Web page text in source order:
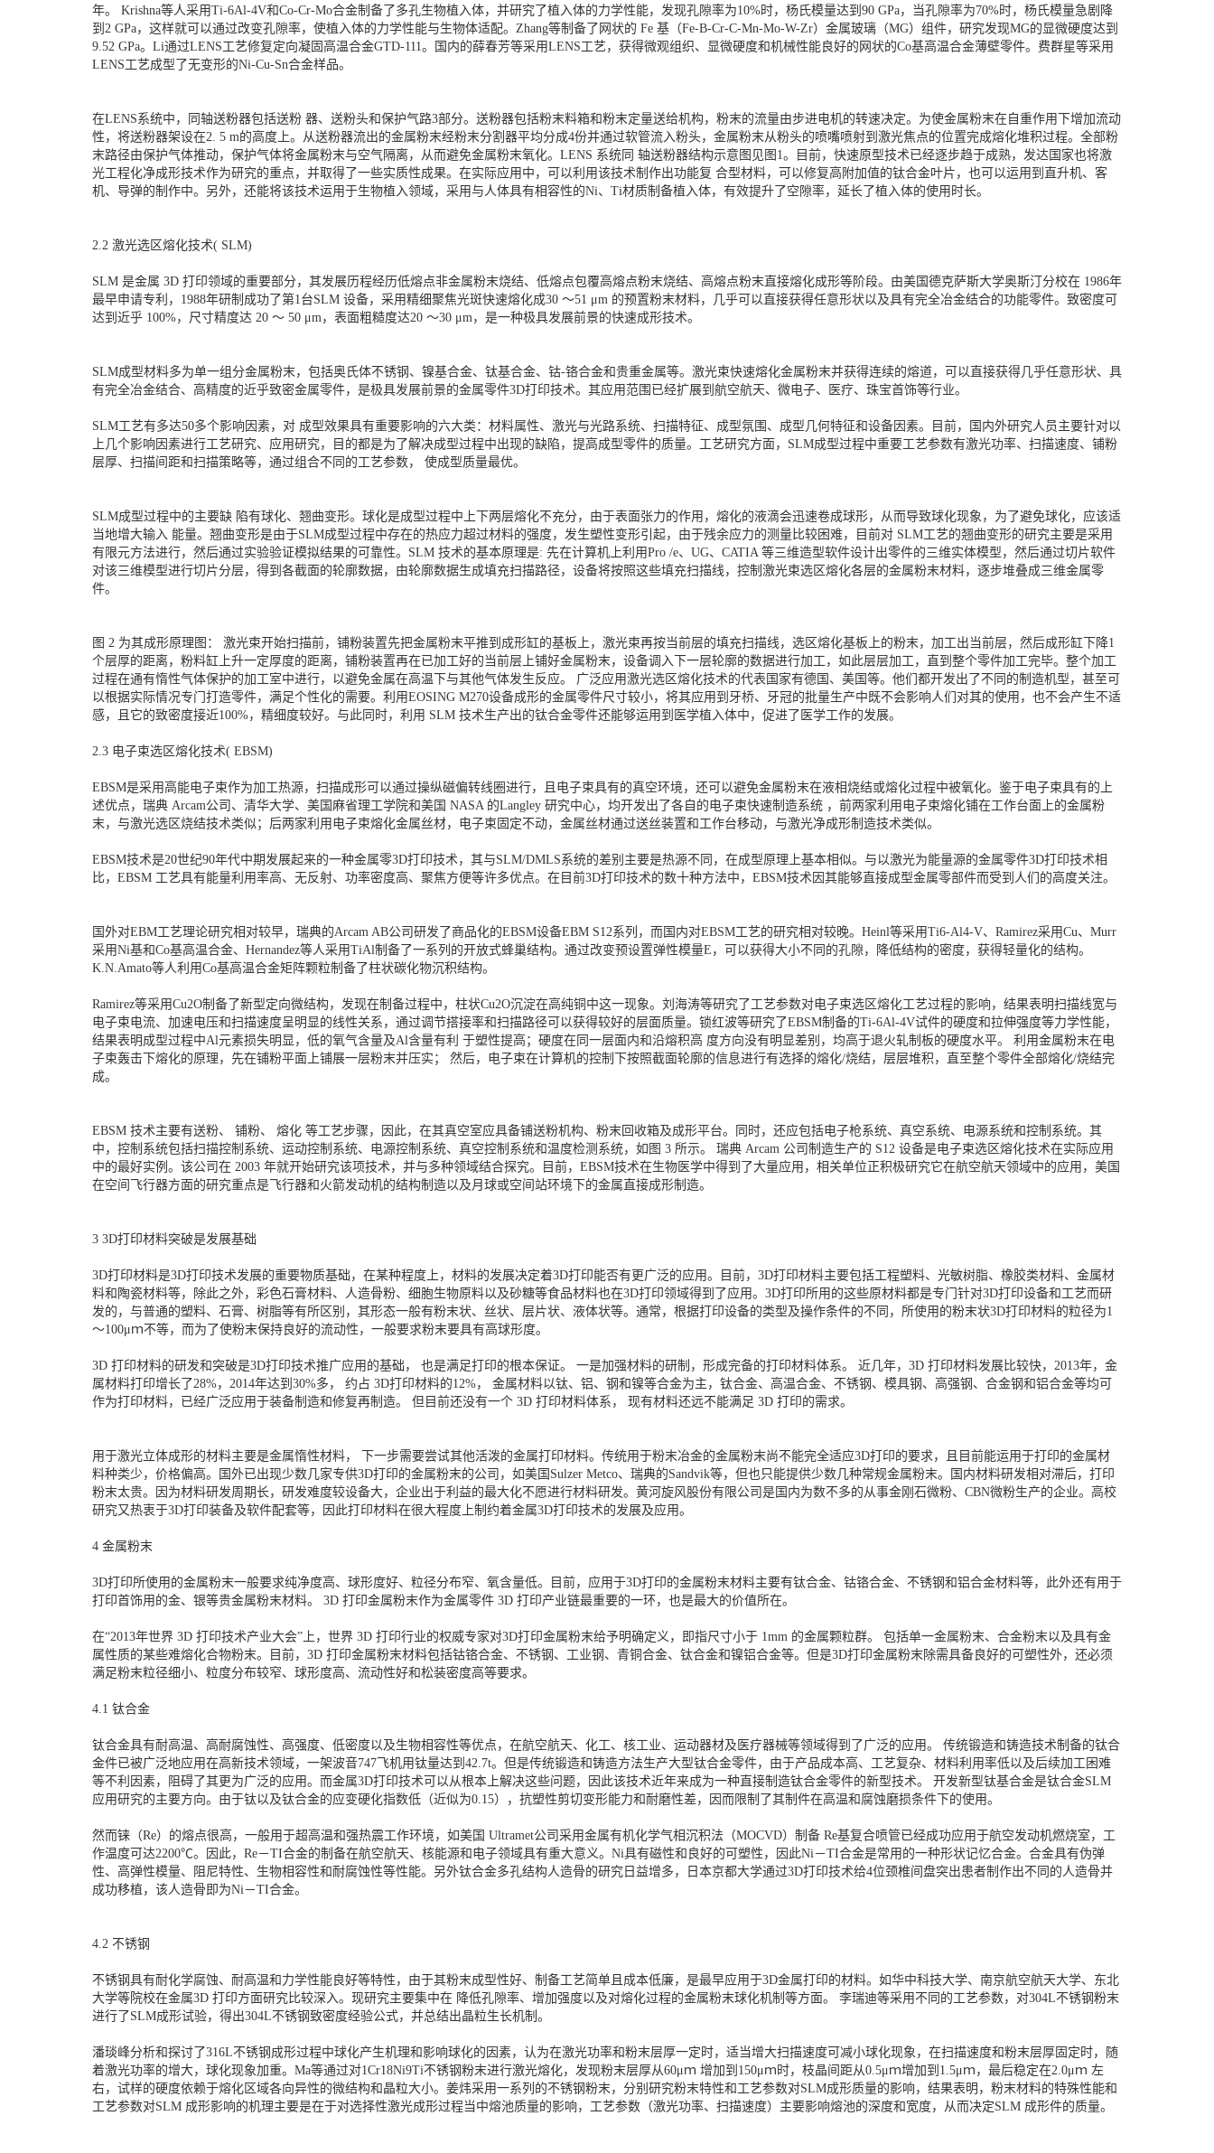
年。 Krishna等人采用Ti-6Al-4V和Co-Cr-Mo合金制备了多孔生物植入体，并研究了植入体的力学性能，发现孔隙率为10%时，杨氏模量达到90 GPa，当孔隙率为70%时，杨氏模量急剧降
到2 GPa，这样就可以通过改变孔隙率，使植入体的力学性能与生物体适配。Zhang等制备了网状的 Fe 基（Fe-B-Cr-C-Mn-Mo-W-Zr）金属玻璃（MG）组件，研究发现MG的显微硬度达到
9.52 GPa。Li通过LENS工艺修复定向凝固高温合金GTD-111。国内的薛春芳等采用LENS工艺，获得微观组织、显微硬度和机械性能良好的网状的Co基高温合金薄壁零件。费群星等采用
LENS工艺成型了无变形的Ni-Cu-Sn合金样品。
在LENS系统中，同轴送粉器包括送粉 器、送粉头和保护气路3部分。送粉器包括粉末料箱和粉末定量送给机构，粉末的流量由步进电机的转速决定。为使金属粉末在自重作用下增加流动
性，将送粉器架设在2. 5 m的高度上。从送粉器流出的金属粉末经粉末分割器平均分成4份并通过软管流入粉头，金属粉末从粉头的喷嘴喷射到激光焦点的位置完成熔化堆积过程。全部粉
末路径由保护气体推动，保护气体将金属粉末与空气隔离，从而避免金属粉末氧化。LENS 系统同 轴送粉器结构示意图见图1。目前，快速原型技术已经逐步趋于成熟，发达国家也将激
光工程化净成形技术作为研究的重点，并取得了一些实质性成果。在实际应用中，可以利用该技术制作出功能复 合型材料，可以修复高附加值的钛合金叶片，也可以运用到直升机、客
机、导弹的制作中。另外，还能将该技术运用于生物植入领域，采用与人体具有相容性的Ni、Ti材质制备植入体，有效提升了空隙率，延长了植入体的使用时长。
2.2 激光选区熔化技术( SLM)
SLM 是金属 3D 打印领域的重要部分，其发展历程经历低熔点非金属粉末烧结、低熔点包覆高熔点粉末烧结、高熔点粉末直接熔化成形等阶段。由美国德克萨斯大学奥斯汀分校在 1986年
最早申请专利，1988年研制成功了第1台SLM 设备，采用精细聚焦光斑快速熔化成30 ～51 μm 的预置粉末材料，几乎可以直接获得任意形状以及具有完全冶金结合的功能零件。致密度可
达到近乎 100%，尺寸精度达 20 ～ 50 μm，表面粗糙度达20 ～30 μm，是一种极具发展前景的快速成形技术。
SLM成型材料多为单一组分金属粉末，包括奥氏体不锈钢、镍基合金、钛基合金、钴-铬合金和贵重金属等。激光束快速熔化金属粉末并获得连续的熔道，可以直接获得几乎任意形状、具
有完全冶金结合、高精度的近乎致密金属零件，是极具发展前景的金属零件3D打印技术。其应用范围已经扩展到航空航天、微电子、医疗、珠宝首饰等行业。
SLM工艺有多达50多个影响因素，对 成型效果具有重要影响的六大类：材料属性、激光与光路系统、扫描特征、成型氛围、成型几何特征和设备因素。目前，国内外研究人员主要针对以
上几个影响因素进行工艺研究、应用研究，目的都是为了解决成型过程中出现的缺陷，提高成型零件的质量。工艺研究方面，SLM成型过程中重要工艺参数有激光功率、扫描速度、铺粉
层厚、扫描间距和扫描策略等，通过组合不同的工艺参数， 使成型质量最优。
SLM成型过程中的主要缺 陷有球化、翘曲变形。球化是成型过程中上下两层熔化不充分，由于表面张力的作用，熔化的液滴会迅速卷成球形，从而导致球化现象，为了避免球化，应该适
当地增大输入 能量。翘曲变形是由于SLM成型过程中存在的热应力超过材料的强度，发生塑性变形引起，由于残余应力的测量比较困难，目前对 SLM工艺的翘曲变形的研究主要是采用
有限元方法进行，然后通过实验验证模拟结果的可靠性。SLM 技术的基本原理是: 先在计算机上利用Pro /e、UG、CATIA 等三维造型软件设计出零件的三维实体模型，然后通过切片软件
对该三维模型进行切片分层，得到各截面的轮廓数据，由轮廓数据生成填充扫描路径，设备将按照这些填充扫描线，控制激光束选区熔化各层的金属粉末材料，逐步堆叠成三维金属零
件。
图 2 为其成形原理图： 激光束开始扫描前，铺粉装置先把金属粉末平推到成形缸的基板上，激光束再按当前层的填充扫描线，选区熔化基板上的粉末，加工出当前层，然后成形缸下降1
个层厚的距离，粉料缸上升一定厚度的距离，铺粉装置再在已加工好的当前层上铺好金属粉末，设备调入下一层轮廓的数据进行加工，如此层层加工，直到整个零件加工完毕。整个加工
过程在通有惰性气体保护的加工室中进行，以避免金属在高温下与其他气体发生反应。 广泛应用激光选区熔化技术的代表国家有德国、美国等。他们都开发出了不同的制造机型，甚至可
以根据实际情况专门打造零件，满足个性化的需要。利用EOSING M270设备成形的金属零件尺寸较小，将其应用到牙桥、牙冠的批量生产中既不会影响人们对其的使用，也不会产生不适
感，且它的致密度接近100%，精细度较好。与此同时，利用 SLM 技术生产出的钛合金零件还能够运用到医学植入体中，促进了医学工作的发展。
2.3 电子束选区熔化技术( EBSM)
EBSM是采用高能电子束作为加工热源，扫描成形可以通过操纵磁偏转线圈进行，且电子束具有的真空环境，还可以避免金属粉末在液相烧结或熔化过程中被氧化。鉴于电子束具有的上
述优点，瑞典 Arcam公司、清华大学、美国麻省理工学院和美国 NASA 的Langley 研究中心，均开发出了各自的电子束快速制造系统 ，前两家利用电子束熔化铺在工作台面上的金属粉
末，与激光选区烧结技术类似；后两家利用电子束熔化金属丝材，电子束固定不动，金属丝材通过送丝装置和工作台移动，与激光净成形制造技术类似。
EBSM技术是20世纪90年代中期发展起来的一种金属零3D打印技术，其与SLM/DMLS系统的差别主要是热源不同，在成型原理上基本相似。与以激光为能量源的金属零件3D打印技术相
比，EBSM 工艺具有能量利用率高、无反射、功率密度高、聚焦方便等许多优点。在目前3D打印技术的数十种方法中，EBSM技术因其能够直接成型金属零部件而受到人们的高度关注。
国外对EBM工艺理论研究相对较早，瑞典的Arcam AB公司研发了商品化的EBSM设备EBM S12系列，而国内对EBSM工艺的研究相对较晚。Heinl等采用Ti6-Al4-V、Ramirez采用Cu、Murr
采用Ni基和Co基高温合金、Hernandez等人采用TiAl制备了一系列的开放式蜂巢结构。通过改变预设置弹性模量E，可以获得大小不同的孔隙，降低结构的密度，获得轻量化的结构。
K.N.Amato等人利用Co基高温合金矩阵颗粒制备了柱状碳化物沉积结构。
Ramirez等采用Cu2O制备了新型定向微结构，发现在制备过程中，柱状Cu2O沉淀在高纯铜中这一现象。刘海涛等研究了工艺参数对电子束选区熔化工艺过程的影响，结果表明扫描线宽与
电子束电流、加速电压和扫描速度呈明显的线性关系，通过调节搭接率和扫描路径可以获得较好的层面质量。锁红波等研究了EBSM制备的Ti-6Al-4V试件的硬度和拉伸强度等力学性能，
结果表明成型过程中Al元素损失明显，低的氧气含量及Al含量有利 于塑性提高；硬度在同一层面内和沿熔积高 度方向没有明显差别，均高于退火轧制板的硬度水平。 利用金属粉末在电
子束轰击下熔化的原理，先在铺粉平面上铺展一层粉末并压实； 然后，电子束在计算机的控制下按照截面轮廓的信息进行有选择的熔化/烧结，层层堆积，直至整个零件全部熔化/烧结完
成。
EBSM 技术主要有送粉、 铺粉、 熔化 等工艺步骤，因此，在其真空室应具备铺送粉机构、粉末回收箱及成形平台。同时，还应包括电子枪系统、真空系统、电源系统和控制系统。其
中，控制系统包括扫描控制系统、运动控制系统、电源控制系统、真空控制系统和温度检测系统，如图 3 所示。 瑞典 Arcam 公司制造生产的 S12 设备是电子束选区熔化技术在实际应用
中的最好实例。该公司在 2003 年就开始研究该项技术，并与多种领域结合探究。目前，EBSM技术在生物医学中得到了大量应用，相关单位正积极研究它在航空航天领域中的应用，美国
在空间飞行器方面的研究重点是飞行器和火箭发动机的结构制造以及月球或空间站环境下的金属直接成形制造。
3 3D打印材料突破是发展基础
3D打印材料是3D打印技术发展的重要物质基础，在某种程度上，材料的发展决定着3D打印能否有更广泛的应用。目前，3D打印材料主要包括工程塑料、光敏树脂、橡胶类材料、金属材
料和陶瓷材料等，除此之外，彩色石膏材料、人造骨粉、细胞生物原料以及砂糖等食品材料也在3D打印领域得到了应用。3D打印所用的这些原材料都是专门针对3D打印设备和工艺而研
发的，与普通的塑料、石膏、树脂等有所区别，其形态一般有粉末状、丝状、层片状、液体状等。通常，根据打印设备的类型及操作条件的不同，所使用的粉末状3D打印材料的粒径为1
～100μｍ不等，而为了使粉末保持良好的流动性，一般要求粉末要具有高球形度。
3D 打印材料的研发和突破是3D打印技术推广应用的基础， 也是满足打印的根本保证。 一是加强材料的研制，形成完备的打印材料体系。 近几年，3D 打印材料发展比较快，2013年，金
属材料打印增长了28%，2014年达到30%多， 约占 3D打印材料的12%， 金属材料以钛、铝、钢和镍等合金为主，钛合金、高温合金、不锈钢、模具钢、高强钢、合金钢和铝合金等均可
作为打印材料，已经广泛应用于装备制造和修复再制造。 但目前还没有一个 3D 打印材料体系， 现有材料还远不能满足 3D 打印的需求。
用于激光立体成形的材料主要是金属惰性材料， 下一步需要尝试其他活泼的金属打印材料。传统用于粉末冶金的金属粉末尚不能完全适应3D打印的要求，且目前能运用于打印的金属材
料种类少，价格偏高。国外已出现少数几家专供3D打印的金属粉末的公司，如美国Sulzer Metco、瑞典的Sandvik等，但也只能提供少数几种常规金属粉末。国内材料研发相对滞后，打印
粉末太贵。因为材料研发周期长，研发难度较设备大，企业出于利益的最大化不愿进行材料研发。黄河旋风股份有限公司是国内为数不多的从事金刚石微粉、CBN微粉生产的企业。高校
研究又热衷于3D打印装备及软件配套等，因此打印材料在很大程度上制约着金属3D打印技术的发展及应用。
4 金属粉末
3D打印所使用的金属粉末一般要求纯净度高、球形度好、粒径分布窄、氧含量低。目前，应用于3D打印的金属粉末材料主要有钛合金、钴铬合金、不锈钢和铝合金材料等，此外还有用于
打印首饰用的金、银等贵金属粉末材料。 3D 打印金属粉末作为金属零件 3D 打印产业链最重要的一环，也是最大的价值所在。
在“2013年世界 3D 打印技术产业大会”上，世界 3D 打印行业的权威专家对3D打印金属粉末给予明确定义，即指尺寸小于 1mm 的金属颗粒群。 包括单一金属粉末、合金粉末以及具有金
属性质的某些难熔化合物粉末。目前，3D 打印金属粉末材料包括钴铬合金、不锈钢、工业钢、青铜合金、钛合金和镍铝合金等。但是3D打印金属粉末除需具备良好的可塑性外，还必须
满足粉末粒径细小、粒度分布较窄、球形度高、流动性好和松装密度高等要求。
4.1 钛合金
钛合金具有耐高温、高耐腐蚀性、高强度、低密度以及生物相容性等优点，在航空航天、化工、核工业、运动器材及医疗器械等领域得到了广泛的应用。 传统锻造和铸造技术制备的钛合
金件已被广泛地应用在高新技术领域，一架波音747飞机用钛量达到42.7t。但是传统锻造和铸造方法生产大型钛合金零件，由于产品成本高、工艺复杂、材料利用率低以及后续加工困难
等不利因素，阻碍了其更为广泛的应用。而金属3D打印技术可以从根本上解决这些问题，因此该技术近年来成为一种直接制造钛合金零件的新型技术。 开发新型钛基合金是钛合金SLM
应用研究的主要方向。由于钛以及钛合金的应变硬化指数低（近似为0.15），抗塑性剪切变形能力和耐磨性差，因而限制了其制件在高温和腐蚀磨损条件下的使用。
然而铼（Re）的熔点很高，一般用于超高温和强热震工作环境，如美国 Ultramet公司采用金属有机化学气相沉积法（MOCVD）制备 Re基复合喷管已经成功应用于航空发动机燃烧室，工
作温度可达2200℃。因此，Re－TI合金的制备在航空航天、核能源和电子领域具有重大意义。Ni具有磁性和良好的可塑性，因此Ni－TI合金是常用的一种形状记忆合金。合金具有伪弹
性、高弹性模量、阻尼特性、生物相容性和耐腐蚀性等性能。另外钛合金多孔结构人造骨的研究日益增多，日本京都大学通过3D打印技术给4位颈椎间盘突出患者制作出不同的人造骨并
成功移植，该人造骨即为Ni－TI合金。
4.2 不锈钢
不锈钢具有耐化学腐蚀、耐高温和力学性能良好等特性，由于其粉末成型性好、制备工艺简单且成本低廉，是最早应用于3D金属打印的材料。如华中科技大学、南京航空航天大学、东北
大学等院校在金属3D 打印方面研究比较深入。现研究主要集中在 降低孔隙率、增加强度以及对熔化过程的金属粉末球化机制等方面。 李瑞迪等采用不同的工艺参数，对304L不锈钢粉末
进行了SLM成形试验，得出304L不锈钢致密度经验公式，并总结出晶粒生长机制。
潘琰峰分析和探讨了316L不锈钢成形过程中球化产生机理和影响球化的因素，认为在激光功率和粉末层厚一定时，适当增大扫描速度可减小球化现象，在扫描速度和粉末层厚固定时，随
着激光功率的增大，球化现象加重。Ma等通过对1Cr18Ni9Ti不锈钢粉末进行激光熔化，发现粉末层厚从60μｍ 增加到150μｍ时，枝晶间距从0.5μｍ增加到1.5μｍ，最后稳定在2.0μｍ 左
右，试样的硬度依赖于熔化区域各向异性的微结构和晶粒大小。姜炜采用一系列的不锈钢粉末，分别研究粉末特性和工艺参数对SLM成形质量的影响，结果表明，粉末材料的特殊性能和
工艺参数对SLM 成形影响的机理主要是在于对选择性激光成形过程当中熔池质量的影响，工艺参数（激光功率、扫描速度）主要影响熔池的深度和宽度，从而决定SLM 成形件的质量。